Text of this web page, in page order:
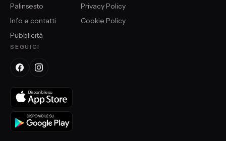
Palinsesto
Info e contatti
Pubblicità
Privacy Policy
Cookie Policy
SEGUICI